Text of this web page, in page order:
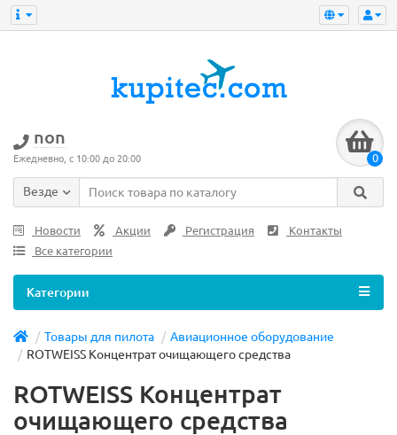
non
Ежедневно, с 10:00 до 20:00 0
Везде
Новости Акции Регистрация
Контакты
Все категории
Категории
Товары для пилота
Авиационное оборудование
ROTWEISS Концентрат очищающего средства
ROTWEISS Концентрат
очищающего средства